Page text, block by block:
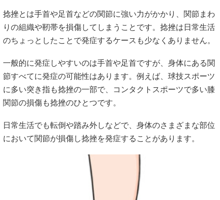
捻挫とは手首や足首などの関節に強い力がかかり、関節まわ
りの組織や靭帯を損傷してしまうことです。捻挫は日常生活
のちょっとしたことで発症するケースも少なくありません。
一般的に発症しやすいのは手首や足首ですが、身体にある関
節すべてに発症の可能性はあります。例えば、球技スポーツ
に多い突き指も捻挫の一部で、コンタクトスポーツで多い膝
関節の損傷も捻挫のひとつです。
日常生活でも転倒や踏み外しなどで、身体のさまざまな部位
において関節が損傷し捻挫を発症することがあります。